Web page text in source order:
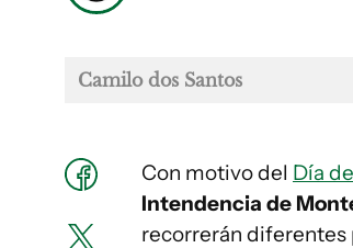
Camilo dos Santos
Con motivo del Día
Intendencia de
recorrerán diferentes